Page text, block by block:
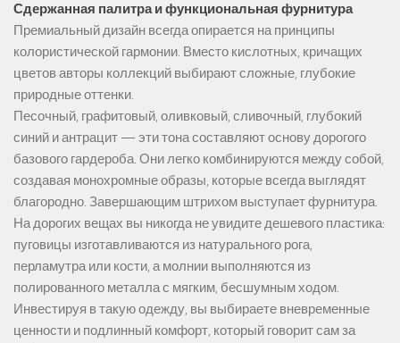
Сдержанная палитра и функциональная фурнитура
Премиальный дизайн всегда опирается на принципы
колористической гармонии. Вместо кислотных, кричащих
цветов авторы коллекций выбирают сложные, глубокие
природные оттенки.
Песочный, графитовый, оливковый, сливочный, глубокий
синий и антрацит — эти тона составляют основу дорогого
базового гардероба. Они легко комбинируются между собой,
создавая монохромные образы, которые всегда выглядят
благородно. Завершающим штрихом выступает фурнитура.
На дорогих вещах вы никогда не увидите дешевого пластика:
пуговицы изготавливаются из натурального рога,
перламутра или кости, а молнии выполняются из
полированного металла с мягким, бесшумным ходом.
Инвестируя в такую одежду, вы выбираете вневременные
ценности и подлинный комфорт, который говорит сам за